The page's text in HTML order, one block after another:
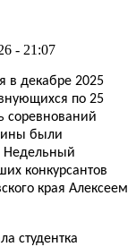
- 21:07
в декабре 2025
по 25
соревнований
были
Недельный
конкурсантов
края Алексеем
студентка